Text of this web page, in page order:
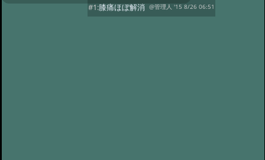
#1:膝痛ほぼ解消 @管理人 '15 8/26 06:51